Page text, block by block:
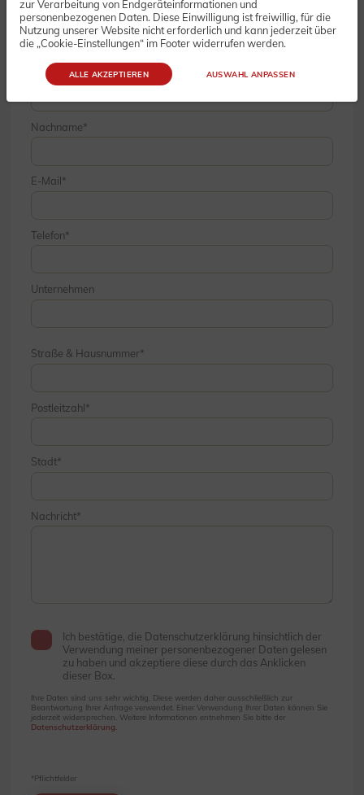
Vorname
Nachname
E-Mail
Telefon
Unternehmen
Straße & Hausnummer
Postleitzahl
Stadt
Nachricht
Ich bestätige, die Datenschutzerklärung hinsichtlich der
Verwendung meiner personenbezogener Daten gelesen
zu haben und akzeptiere diese durch das Anklicken
dieser Box.
Ihre Daten sind uns sehr wichtig. Diese werden daher ausschließlich zur
Beantwortung Ihrer Anfrage verwendet. Einer Verwendung Ihrer Daten können Sie
jederzeit widersprechen. Weitere Informationen entnehmen Sie bitte der
Datenschutzerklärung
*Pflichtfelder
zur Verarbeitung von Endgeräteinformationen und
personenbezogenen Daten. Diese Einwilligung ist freiwillig, für die
Nutzung unserer Website nicht erforderlich und kann jederzeit über
die „Cookie-Einstellungen“ im Footer widerrufen werden.
ALLE AKZEPTIEREN AUSWAHL ANPASSEN